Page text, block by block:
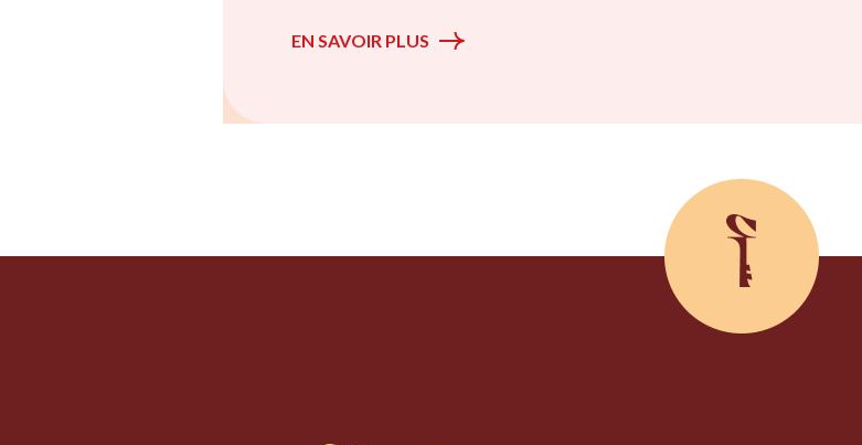
EN SAVOIR PLUS